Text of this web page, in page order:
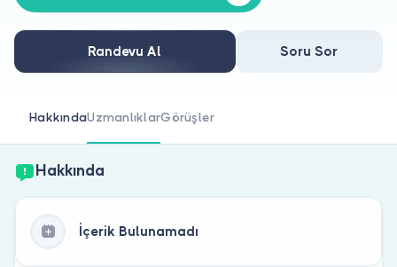
Doktor musunuz?
Randevu Al Soru Sor
HakkındaUzmanlıklarGörüşler
Hakkında
İçerik Bulunamadı